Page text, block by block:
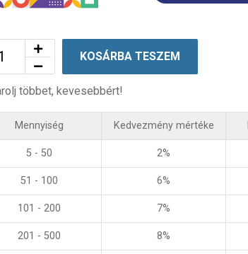
KOSÁRBA TESZEM
többet, kevesebbért!
Mennyiség Kedvezmény mértéke
5 - 50 2%
51 - 100 6%
101 - 200 7%
201 - 500 8%